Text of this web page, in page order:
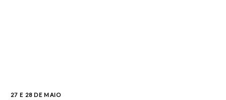
27 E 28 DE MAIO